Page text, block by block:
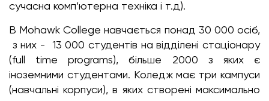
сучасна комп’ютерна техніка і т.д).
В Mohawk College навчається понад 30 000 осіб,
з них - 13 000 студентів на відділені стаціонару
(full time programs), більше 2000 з яких є
іноземними студентами. Коледж має три кампуси
(навчальні корпуси), в яких створені максимально